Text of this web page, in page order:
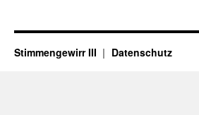
Stimmengewirr III Datenschutz